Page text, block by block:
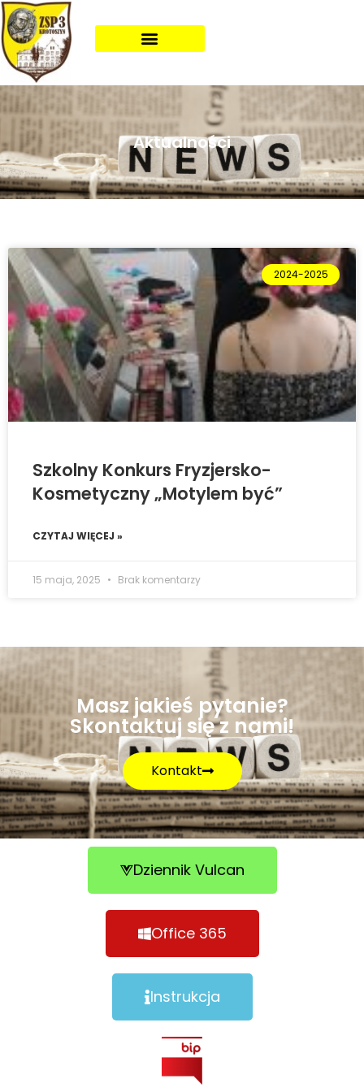
Aktualności
2024-2025
Szkolny Konkurs Fryzjersko-
Kosmetyczny „Motylem być”
CZYTAJ WIĘCEJ »
15 maja, 2025 Brak komentarzy
Masz jakieś pytanie?
Skontaktuj się z nami!
Kontakt
Dziennik Vulcan
Office 365
Instrukcja